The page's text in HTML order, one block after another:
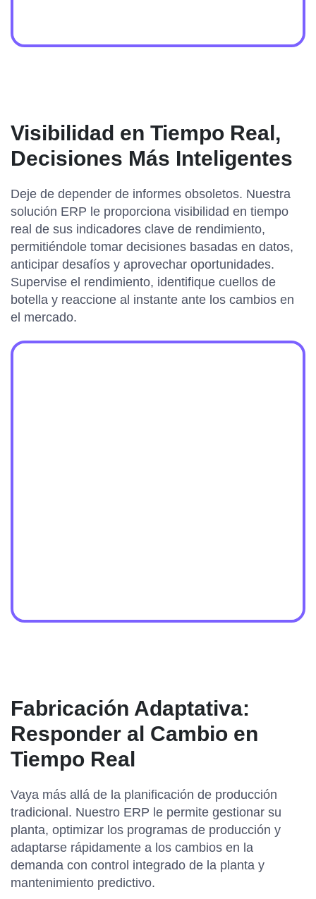
Visibilidad en Tiempo Real,
Decisiones Más Inteligentes
Deje de depender de informes obsoletos. Nuestra
solución ERP le proporciona visibilidad en tiempo
real de sus indicadores clave de rendimiento,
permitiéndole tomar decisiones basadas en datos,
anticipar desafíos y aprovechar oportunidades.
Supervise el rendimiento, identifique cuellos de
botella y reaccione al instante ante los cambios en
el mercado.
Fabricación Adaptativa:
Responder al Cambio en
Tiempo Real
Vaya más allá de la planificación de producción
tradicional. Nuestro ERP le permite gestionar su
planta, optimizar los programas de producción y
adaptarse rápidamente a los cambios en la
demanda con control integrado de la planta y
mantenimiento predictivo.